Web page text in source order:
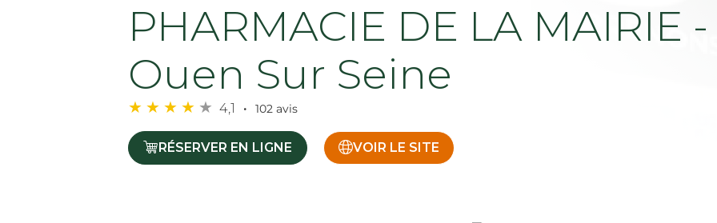
PHARMACIE DE LA MAIRIE
Ouen Sur Seine
4,1 102 avis
RÉSERVER EN LIGNE VOIR LE SITE